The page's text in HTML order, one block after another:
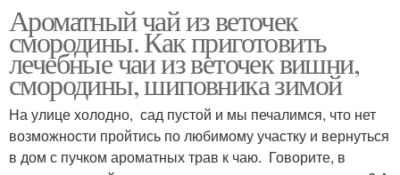
Ароматный чай из веточек
смородины. Как приготовить
лечебные чаи из веточек вишни,
смородины, шиповника зимой
На улице холодно, сад пустой и мы печалимся, что нет
возможности пройтись по любимому участку и вернуться
в дом с пучком ароматных трав к чаю. Говорите, в